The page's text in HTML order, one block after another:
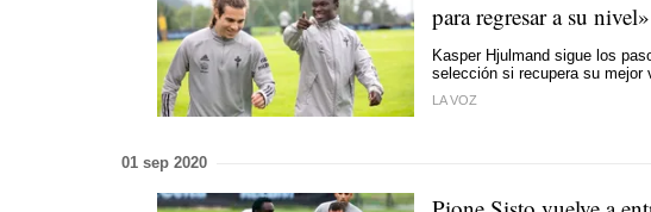
para regresar a su nivel»
Kasper Hjulmand sigue los
selección si recupera su mejor
LA VOZ
01 sep 2020